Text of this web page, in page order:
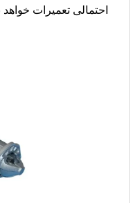
احتمالی تعمیرات خواهد